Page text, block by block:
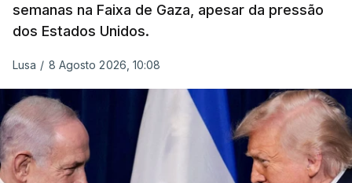
semanas na Faixa de Gaza, apesar da pressão
dos Estados Unidos.
Lusa / 8 Agosto 2026, 10:08